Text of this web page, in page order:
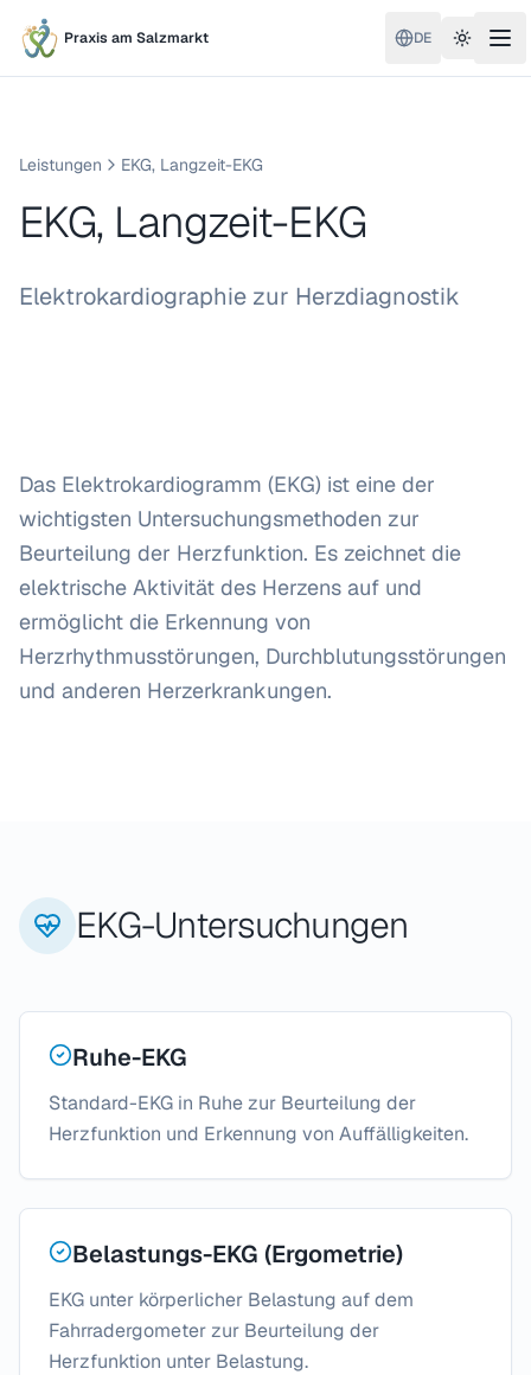
Praxis am Salzmarkt DE Toggle
Leistungen EKG, Langzeit-EKG
EKG, Langzeit-EKG
Elektrokardiographie zur Herzdiagnostik
Das Elektrokardiogramm (EKG) ist eine der
wichtigsten Untersuchungsmethoden zur
Beurteilung der Herzfunktion. Es zeichnet die
elektrische Aktivität des Herzens auf und
ermöglicht die Erkennung von
Herzrhythmusstörungen, Durchblutungsstörungen
und anderen Herzerkrankungen.
EKG-Untersuchungen
Ruhe-EKG
Standard-EKG in Ruhe zur Beurteilung der
Herzfunktion und Erkennung von Auffälligkeiten.
Belastungs-EKG (Ergometrie)
EKG unter körperlicher Belastung auf dem
Fahrradergometer zur Beurteilung der
Herzfunktion unter Belastung.